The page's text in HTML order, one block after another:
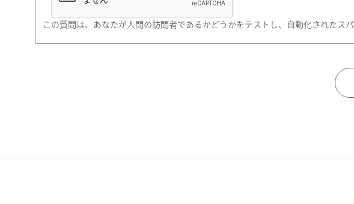
町名・番地（勤務先）
この質問は、あなたが人間の訪問者であるかどうかをテストし、自動化されたス